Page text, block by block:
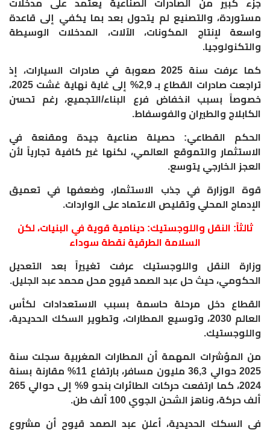
جزء كبير من الصادرات الصناعية يعتمد على مدخلات
مستوردة، والتصنيع لم يتحول بعد بما يكفي إلى قاعدة
واسعة لإنتاج المكونات، الآلات، المدخلات الوسيطة
والتكنولوجيا.
كما عرفت سنة 2025 صعوبة في صادرات السيارات، إذ
تراجعت صادرات القطاع بـ 2,9% إلى غاية نهاية غشت 2025،
خصوصاً بسبب انخفاض فرع البناء/التجميع، رغم تحسن
الكابلاج والطيران والفوسفاط.
الحكم القطاعي: حصيلة صناعية جيدة ومقنعة في
الاستثمار والتموقع العالمي، لكنها غير كافية تجارياً لأن
العجز الخارجي يتوسع.
قوة الوزارة في جذب الاستثمار، وضعفها في تعميق
الإدماج المحلي وتقليص الاعتماد على الواردات.
ثالثاً: النقل واللوجستيك: دينامية قوية في البنيات، لكن
السلامة الطرقية نقطة سوداء
وزارة النقل واللوجستيك عرفت تغييراً بعد التعديل
الحكومي، حيث حل عبد الصمد قيوح محل محمد عبد الجليل.
القطاع دخل مرحلة حاسمة بسبب الاستعدادات لكأس
العالم 2030، وتوسيع المطارات، وتطوير السكك الحديدية،
واللوجستيك.
من المؤشرات المهمة أن المطارات المغربية سجلت سنة
2025 حوالي 36,3 مليون مسافر، بارتفاع 11% مقارنة بسنة
2024، كما ارتفعت حركات الطائرات بنحو 9% إلى حوالي 265
ألف حركة، وناهز الشحن الجوي 100 ألف طن.
في السكك الحديدية، أعلن عبد الصمد قيوح أن مشروع